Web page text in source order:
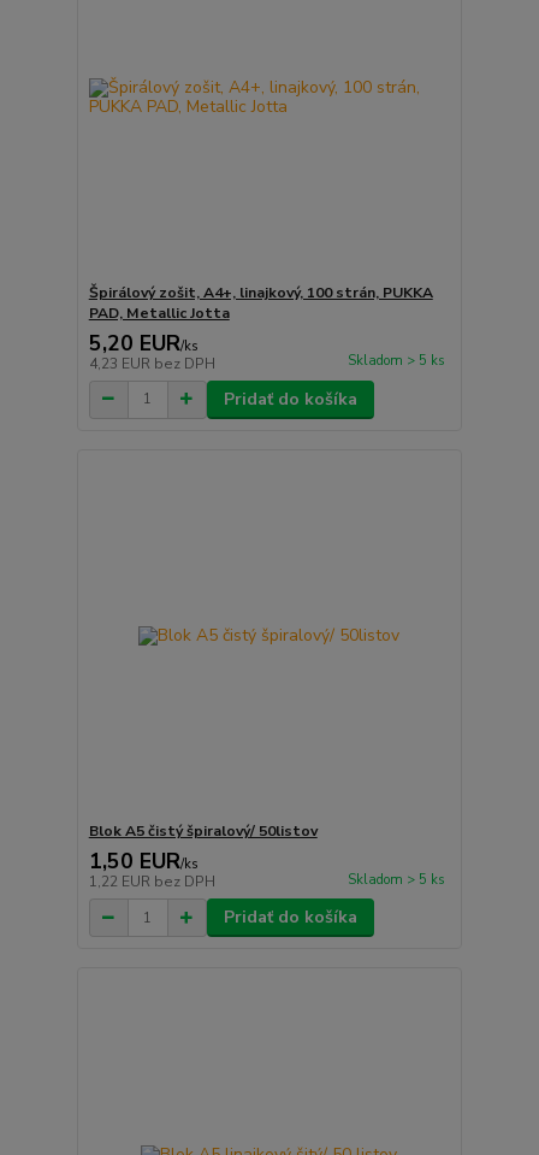
Špirálový zošit, A4+, linajkový, 100 strán, PUKKA
PAD, Metallic Jotta
5,20 EUR/ks
4,23 EUR bez DPH Skladom > 5 ks
Pridať do košíka
Blok A5 čistý špiralový/ 50listov
1,50 EUR/ks
1,22 EUR bez DPH Skladom > 5 ks
Pridať do košíka